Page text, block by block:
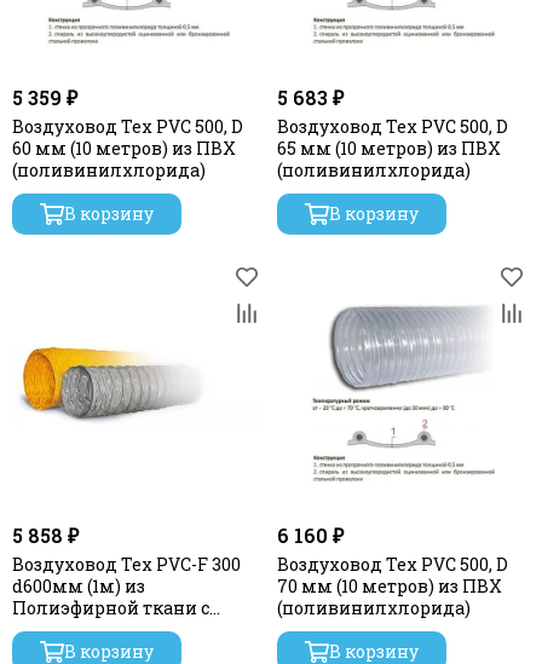
5 359 ₽
Воздуховод Tex PVC 500, D
60 мм (10 метров) из ПВХ
(поливинилхлорида)
В корзину
5 683 ₽
Воздуховод Tex PVC 500, D
65 мм (10 метров) из ПВХ
(поливинилхлорида)
В корзину
5 858 ₽
Воздуховод Tex PVC-F 300
d600мм (1м) из
Полиэфирной ткани с
пропиткой ПВХ
В корзину
6 160 ₽
Воздуховод Tex PVC 500, D
70 мм (10 метров) из ПВХ
(поливинилхлорида)
В корзину